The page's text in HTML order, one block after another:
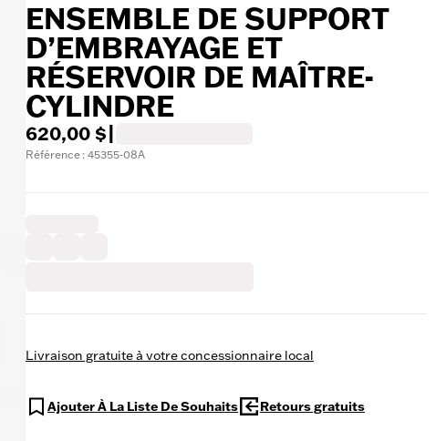
ENSEMBLE DE SUPPORT
D’EMBRAYAGE ET
RÉSERVOIR DE MAÎTRE-
CYLINDRE
620,00 $
Référence : 45355-08A
Livraison gratuite à votre concessionnaire local
Ajouter À La Liste De Souhaits Retours gratuits